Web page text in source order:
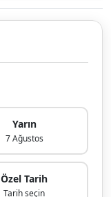
Yarın
7 Ağustos
Özel Tarih
Tarih seçin